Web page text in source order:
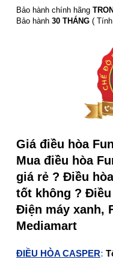
Bảo hành chính hãng
Bảo hành 30 THÁNG (
Giá điều hòa
Mua điều hòa
giá rẻ ? Điều
tốt không ? Điều
Điện máy xanh,
Mediamart
ĐIỀU HÒA CASPER: